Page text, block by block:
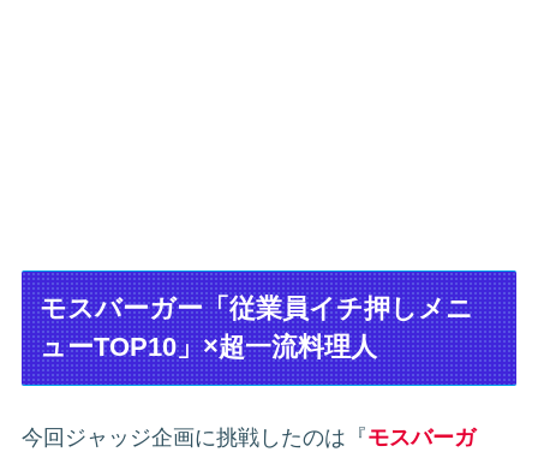
モスバーガー「従業員イチ押しメニ
ューTOP10」×超一流料理人
今回ジャッジ企画に挑戦したのは『モスバーガ